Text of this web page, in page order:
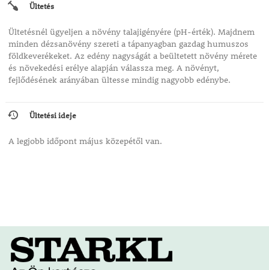
Ültetés
Ültetésnél ügyeljen a növény talajigényére (pH-érték). Majdnem
minden dézsanövény szereti a tápanyagban gazdag humuszos
földkeverékeket. Az edény nagyságát a beültetett növény mérete
és növekedési erélye alapján válassza meg. A növényt,
fejlődésének arányában ültesse mindig nagyobb edénybe.
Ültetési ideje
A legjobb időpont május közepétől van.